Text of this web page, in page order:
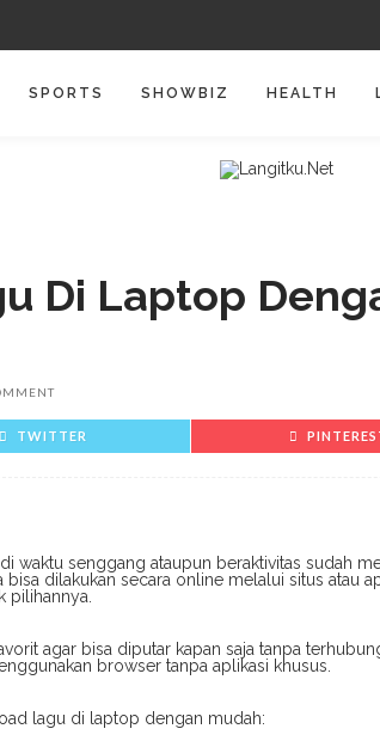
SPORTS SHOWBIZ HEALTH
Di Laptop
TWITTER
waktu senggang ataupun beraktivitas sudah
dilakukan secara online melalui situs atau
pilihannya.
agar bisa diputar kapan saja tanpa
browser tanpa aplikasi khusus.
lagu di laptop dengan mudah: